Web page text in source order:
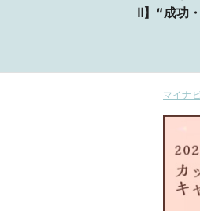
Ⅱ】“成功
マイナ